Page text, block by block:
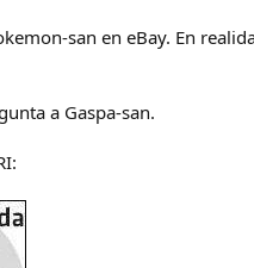
san en eBay. En
a Gaspa-san.